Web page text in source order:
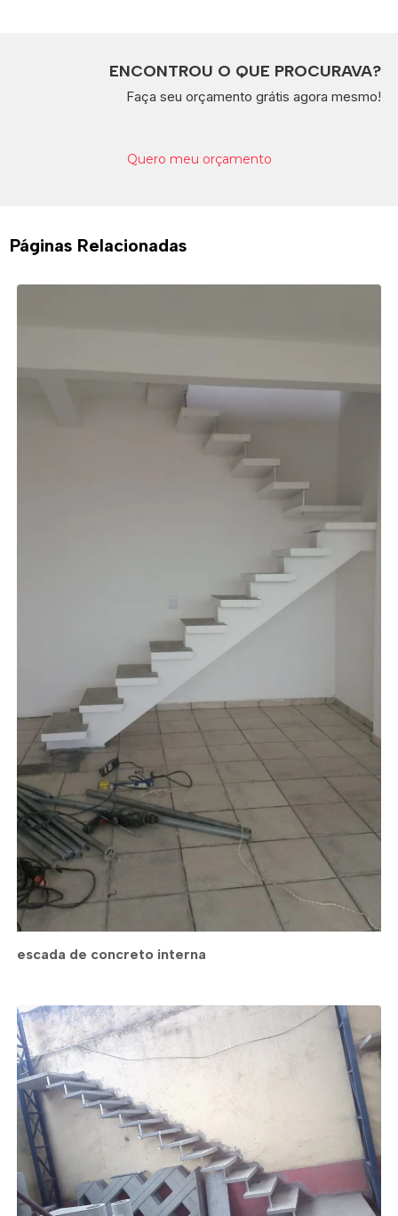
ENCONTROU O QUE PROCURAVA?
Faça seu orçamento grátis agora mesmo!
Quero meu orçamento
Páginas Relacionadas
escada de concreto interna